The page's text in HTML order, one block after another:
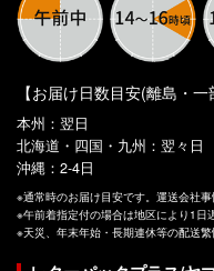
【お届け日数目安(離島・一
本州：翌日
北海道・四国・九州：翌々日
沖縄：2-4日
※通常時のお届け目安です。運送会社事
※午前着指定付の場合は地区により1日
※天災、年末年始・長期連休等の配送